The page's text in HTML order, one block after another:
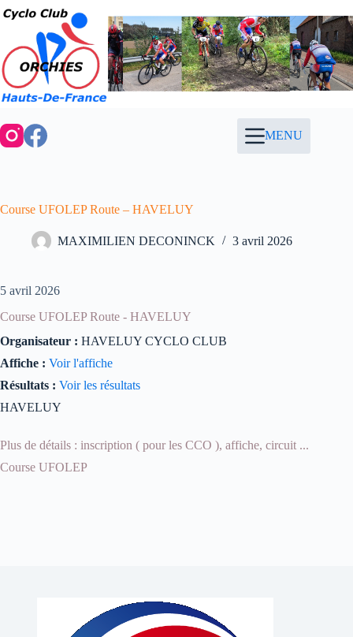
Passer
au
contenu
MENU
Course UFOLEP Route – HAVELUY
MAXIMILIEN DECONINCK 3 avril 2026
5 avril 2026
Course UFOLEP Route - HAVELUY
Organisateur : HAVELUY CYCLO CLUB
Affiche : Voir l'affiche
Résultats : Voir les résultats
HAVELUY
Plus de détails : inscription ( pour les CCO ), affiche, circuit ...
Course UFOLEP